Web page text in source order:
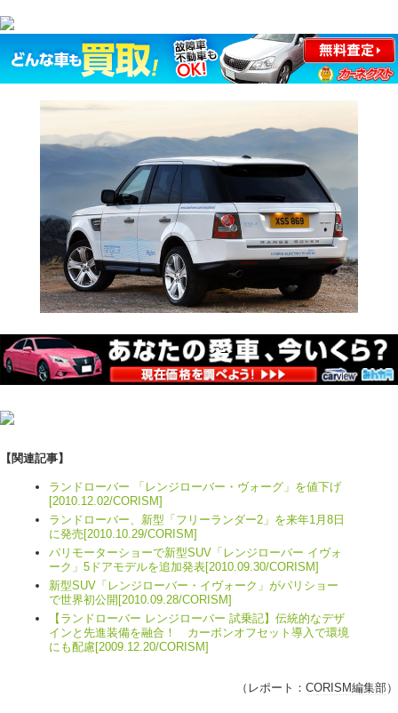
【関連記事】
ランドローバー 「レンジローバー・ヴォーグ」を値下げ
[2010.12.02/CORISM]
ランドローバー、新型「フリーランダー2」を来年1月8日
に発売[2010.10.29/CORISM]
パリモーターショーで新型SUV「レンジローバー イヴォ
ーク」5ドアモデルを追加発表[2010.09.30/CORISM]
新型SUV「レンジローバー・イヴォーク」がパリショー
で世界初公開[2010.09.28/CORISM]
【ランドローバー レンジローバー 試乗記】伝統的なデザ
インと先進装備を融合！ カーボンオフセット導入で環境
にも配慮[2009.12.20/CORISM]
（レポート： CORISM編集部）